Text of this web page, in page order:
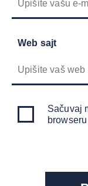
Web sajt
Sačuvaj